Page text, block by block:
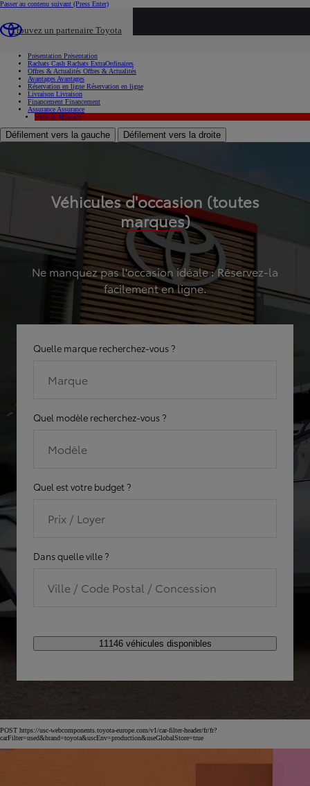
Passer au contenu suivant (Press Enter)
Trouvez un partenaire Toyota
Présentation Présentation
Rachats Cash Rachats ExtraOrdinaires
Offres & Actualités Offres & Actualités
Avantages Avantages
Réservation en ligne Réservation en ligne
Livraison Livraison
Financement Financement
Assurance Assurance
Hybride Hybride
Défilement vers la gauche Défilement vers la droite
Véhicules d'occasion (toutes
marques)
Ne manquez pas l'occasion idéale : Réservez-la
facilement en ligne.
Quelle marque recherchez-vous ?
Marque
Quel modèle recherchez-vous ?
Modèle
Quel est votre budget ?
Prix / Loyer
Dans quelle ville ?
Ville / Code Postal / Concession
11146 véhicules disponibles
POST https://usc-webcomponents.toyota-europe.com/v1/car-filter-header/fr/fr?
carFilter=used&brand=toyota&uscEnv=production&useGlobalStore=true